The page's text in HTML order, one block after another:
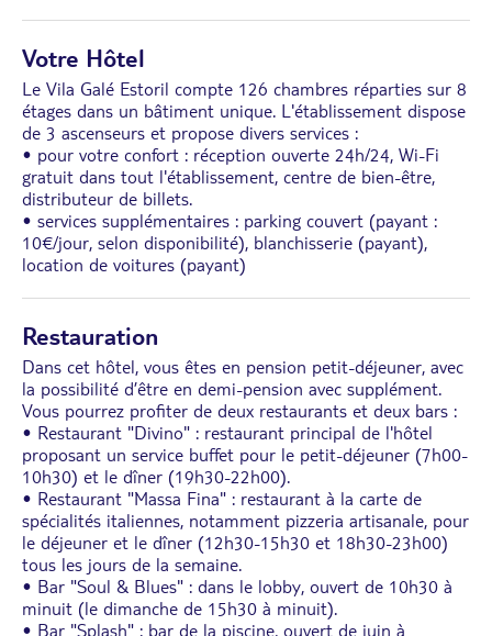
Votre Hôtel
Le Vila Galé Estoril compte 126 chambres réparties sur 8
étages dans un bâtiment unique. L'établissement dispose
de 3 ascenseurs et propose divers services :
• pour votre confort : réception ouverte 24h/24, Wi-Fi
gratuit dans tout l'établissement, centre de bien-être,
distributeur de billets.
• services supplémentaires : parking couvert (payant :
10€/jour, selon disponibilité), blanchisserie (payant),
location de voitures (payant)
Restauration
Dans cet hôtel, vous êtes en pension petit-déjeuner, avec
la possibilité d’être en demi-pension avec supplément.
Vous pourrez profiter de deux restaurants et deux bars :
• Restaurant "Divino" : restaurant principal de l'hôtel
proposant un service buffet pour le petit-déjeuner (7h00-
10h30) et le dîner (19h30-22h00).
• Restaurant "Massa Fina" : restaurant à la carte de
spécialités italiennes, notamment pizzeria artisanale, pour
le déjeuner et le dîner (12h30-15h30 et 18h30-23h00)
tous les jours de la semaine.
• Bar "Soul & Blues" : dans le lobby, ouvert de 10h30 à
minuit (le dimanche de 15h30 à minuit).
• Bar "Splash" : bar de la piscine, ouvert de juin à